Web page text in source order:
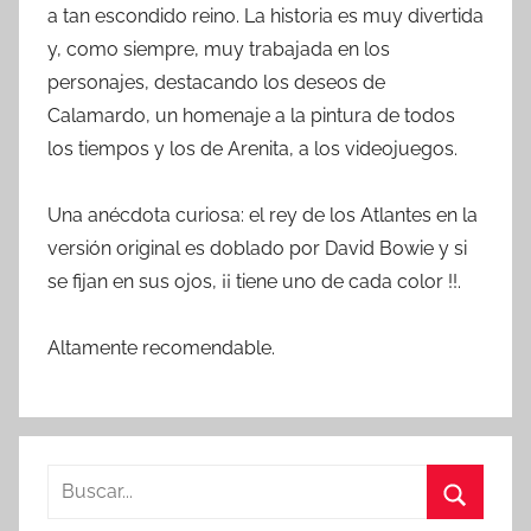
a tan escondido reino. La historia es muy divertida
y, como siempre, muy trabajada en los
personajes, destacando los deseos de
Calamardo, un homenaje a la pintura de todos
los tiempos y los de Arenita, a los videojuegos.
Una anécdota curiosa: el rey de los Atlantes en la
versión original es doblado por David Bowie y si
se fijan en sus ojos, ¡¡ tiene uno de cada color !!.
Altamente recomendable.